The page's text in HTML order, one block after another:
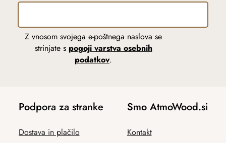
Z vnosom svojega e-poštnega naslova se
strinjate s pogoji varstva osebnih
podatkov.
Podpora za stranke
Dostava in plačilo
Smo AtmoWood.si
Kontakt